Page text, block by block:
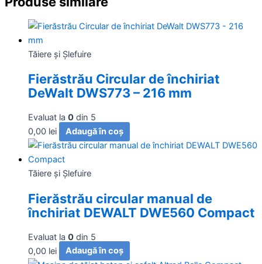
Tăiere și Şlefuire
Fierăstrău Circular de închiriat
DeWalt DWS773 – 216 mm
Evaluat la 0 din 5
0,00 lei Adaugă în coș
Tăiere și Şlefuire
Fierăstrău circular manual de
închiriat DEWALT DWE560 Compact
Evaluat la 0 din 5
0,00 lei Adaugă în coș